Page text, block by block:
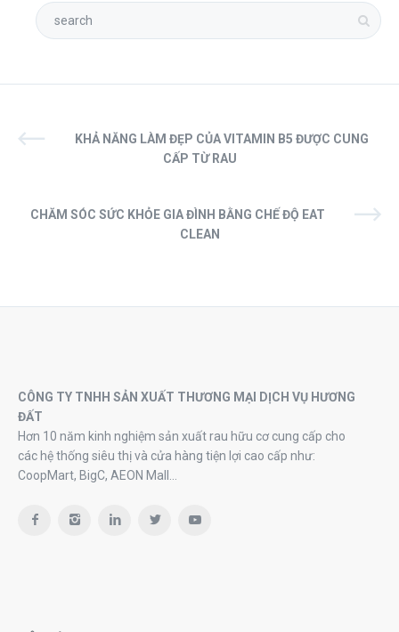
KHẢ NĂNG LÀM ĐẸP CỦA VITAMIN B5 ĐƯỢC CUNG
CẤP TỪ RAU
CHĂM SÓC SỨC KHỎE GIA ĐÌNH BẰNG CHẾ ĐỘ EAT
CLEAN
CÔNG TY TNHH SẢN XUẤT THƯƠNG MẠI DỊCH VỤ HƯƠNG
ĐẤT
Hơn 10 năm kinh nghiệm sản xuất rau hữu cơ cung cấp cho
các hệ thống siêu thị và cửa hàng tiện lợi cao cấp như:
CoopMart, BigC, AEON Mall…